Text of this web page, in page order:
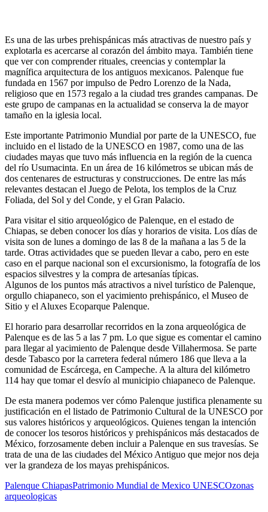
Es una de las urbes prehispánicas más atractivas de nuestro país y
explotarla es acercarse al corazón del ámbito maya. También tiene
que ver con comprender rituales, creencias y contemplar la
magnífica arquitectura de los antiguos mexicanos. Palenque fue
fundada en 1567 por impulso de Pedro Lorenzo de la Nada,
religioso que en 1573 regalo a la ciudad tres grandes campanas. De
este grupo de campanas en la actualidad se conserva la de mayor
tamaño en la iglesia local.
Este importante Patrimonio Mundial por parte de la UNESCO, fue
incluido en el listado de la UNESCO en 1987, como una de las
ciudades mayas que tuvo más influencia en la región de la cuenca
del río Usumacinta. En un área de 16 kilómetros se ubican más de
dos centenares de estructuras y construcciones. De entre las más
relevantes destacan el Juego de Pelota, los templos de la Cruz
Foliada, del Sol y del Conde, y el Gran Palacio.
Para visitar el sitio arqueológico de Palenque, en el estado de
Chiapas, se deben conocer los días y horarios de visita. Los días de
visita son de lunes a domingo de las 8 de la mañana a las 5 de la
tarde. Otras actividades que se pueden llevar a cabo, pero en este
caso en el parque nacional son el excursionismo, la fotografía de los
espacios silvestres y la compra de artesanías típicas.
Algunos de los puntos más atractivos a nivel turístico de Palenque,
orgullo chiapaneco, son el yacimiento prehispánico, el Museo de
Sitio y el Aluxes Ecoparque Palenque.
El horario para desarrollar recorridos en la zona arqueológica de
Palenque es de las 5 a las 7 pm. Lo que sigue es comentar el camino
para llegar al yacimiento de Palenque desde Villahermosa. Se parte
desde Tabasco por la carretera federal número 186 que lleva a la
comunidad de Escárcega, en Campeche. A la altura del kilómetro
114 hay que tomar el desvío al municipio chiapaneco de Palenque.
De esta manera podemos ver cómo Palenque justifica plenamente su
justificación en el listado de Patrimonio Cultural de la UNESCO por
sus valores históricos y arqueológicos. Quienes tengan la intención
de conocer los tesoros históricos y prehispánicos más destacados de
México, forzosamente deben incluir a Palenque en sus travesías. Se
trata de una de las ciudades del México Antiguo que mejor nos deja
ver la grandeza de los mayas prehispánicos.
Palenque ChiapasPatrimonio Mundial de Mexico UNESCOzonas
arqueologicas